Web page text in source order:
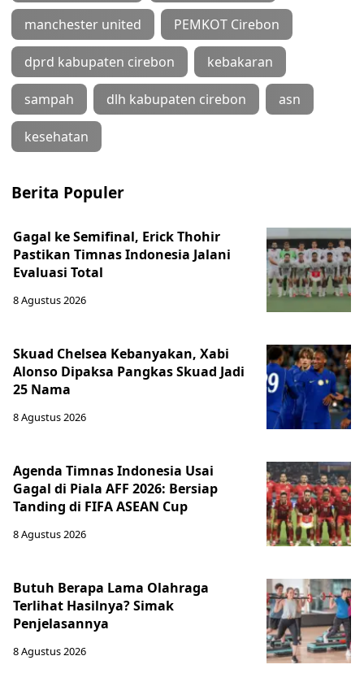
manchester united PEMKOT Cirebon
dprd kabupaten cirebon kebakaran
sampah dlh kabupaten cirebon asn
kesehatan
Berita Populer
Gagal ke Semifinal, Erick Thohir
Pastikan Timnas Indonesia Jalani
Evaluasi Total
8 Agustus 2026
Skuad Chelsea Kebanyakan, Xabi
Alonso Dipaksa Pangkas Skuad Jadi
25 Nama
8 Agustus 2026
Agenda Timnas Indonesia Usai
Gagal di Piala AFF 2026: Bersiap
Tanding di FIFA ASEAN Cup
8 Agustus 2026
Butuh Berapa Lama Olahraga
Terlihat Hasilnya? Simak
Penjelasannya
8 Agustus 2026